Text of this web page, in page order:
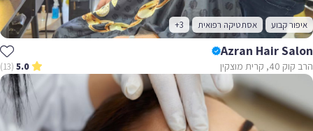
איפור קבוע אסתטיקה רפואית +3
Azran Hair Salon
הרב קוק 40, קרית מוצקין 5.0
(13)